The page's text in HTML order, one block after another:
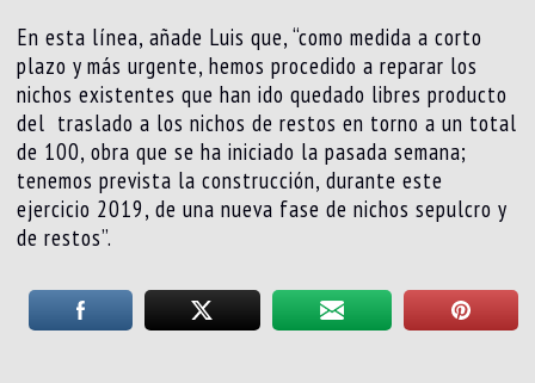
En esta línea, añade Luis que, “como medida a corto
plazo y más urgente, hemos procedido a reparar los
nichos existentes que han ido quedado libres producto
del traslado a los nichos de restos en torno a un total
de 100, obra que se ha iniciado la pasada semana;
tenemos prevista la construcción, durante este
ejercicio 2019, de una nueva fase de nichos sepulcro y
de restos”.